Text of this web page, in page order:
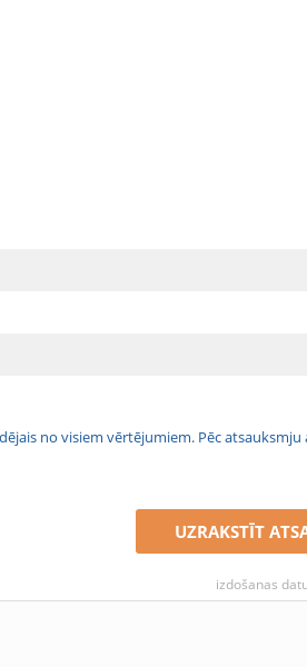
no visiem vērtējumiem. Pēc atsauksmju
UZRAKSTĪT
izdošanas